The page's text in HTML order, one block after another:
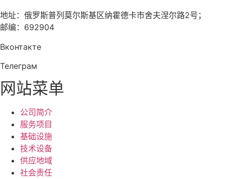
地址：俄罗斯普列莫尔斯基区纳霍德卡市舍夫涅尔路2号；
邮编：692904
Вконтакте
Телеграм
网站菜单
公司简介
服务项目
基础设施
技术设备
供应地域
社会责任